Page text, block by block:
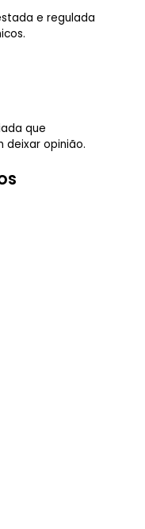
e regulada
que
opinião.